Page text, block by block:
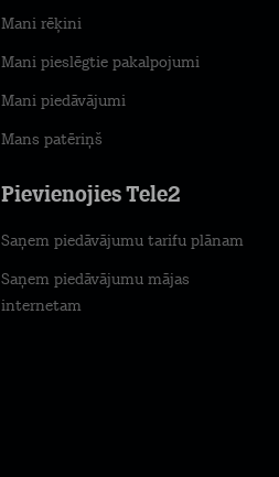
Mani rēķini
Mani pieslēgtie pakalpojumi
Mani piedāvājumi
Mans patēriņš
Pievienojies Tele2
Saņem piedāvājumu tarifu plānam
Saņem piedāvājumu mājas
internetam